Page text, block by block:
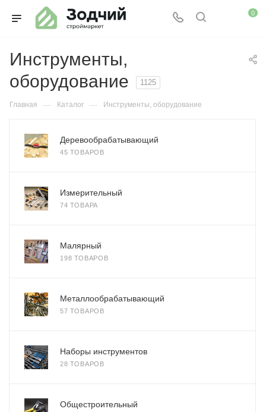
0
Инструменты,
оборудование
1125
Главная — Каталог — Инструменты, оборудование
Деревообрабатывающий
45 ТОВАРОВ
Измерительный
74 ТОВАРА
Малярный
198 ТОВАРОВ
Металлообрабатывающий
57 ТОВАРОВ
Наборы инструментов
28 ТОВАРОВ
Общестроительный